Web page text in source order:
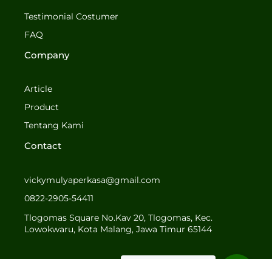
o
o
k
-
g
m
Testimonial Costumer
FAQ
Company
Article
Product
Tentang Kami
Contact
vickymulyaperkasa@gmail.com
0822-2905-54411
Tlogomas Square No.Kav 20, Tlogomas, Kec.
Lowokwaru, Kota Malang, Jawa Timur 65144